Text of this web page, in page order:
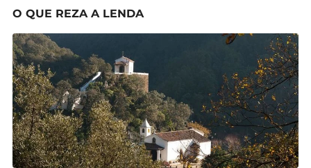
O QUE REZA A LENDA